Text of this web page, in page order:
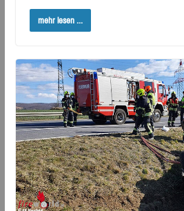
mehr lesen ...